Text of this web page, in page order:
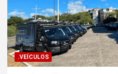
.VEÍCULOS